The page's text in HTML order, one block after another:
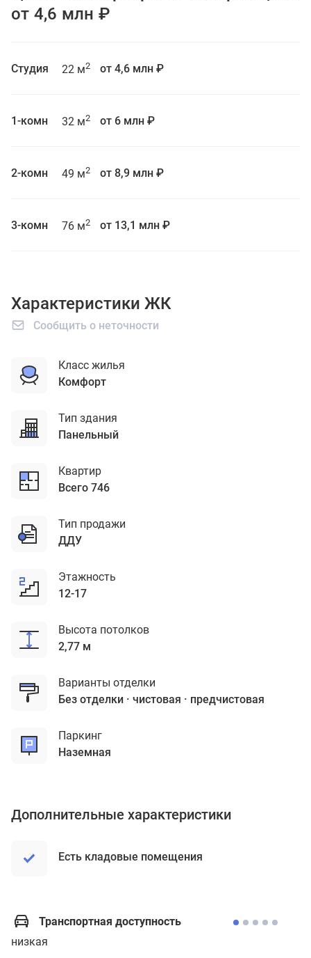
от 4,6 млн ₽
Студия 22 м2 от 4,6 млн ₽
1-комн 32 м2 от 6 млн ₽
2-комн 49 м2 от 8,9 млн ₽
3-комн 76 м2 от 13,1 млн ₽
Характеристики ЖК
Сообщить о неточности
Класс жилья
комфорт
Тип здания
панельный
Квартир
Всего 746
Тип продажи
ДДУ
Этажность
12-17
Высота потолков
2,77 м
Варианты отделки
без отделки
чистовая предчистовая
Паркинг
наземная
Дополнительные характеристики
Есть кладовые помещения
Транспортная доступность
низкая